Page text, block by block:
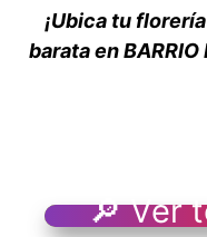
¡Ubica tu
barata en BARRIO
🔎 Ver